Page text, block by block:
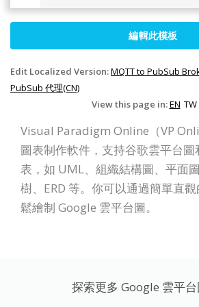
編輯此模板
Edit Localized Version:MQTT to PubSub
PubSub 代理(CN)
View this page in:EN TW
Visual Paradigm Online（VP
圖表制作軟件，支持谷歌雲平台圖
表，如 UML、組織結構圖、平面
樹、ERD 等。你可以通過簡單直
鬆繪制 Google 雲平台圖。
探索更多 Google 雲平台